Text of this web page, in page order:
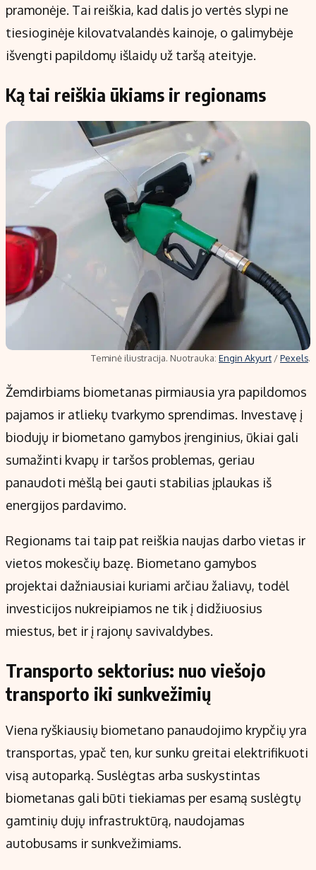
pramonėje. Tai reiškia, kad dalis jo vertės slypi ne
tiesioginėje kilovatvalandės kainoje, o galimybėje
išvengti papildomų išlaidų už taršą ateityje.
Ką tai reiškia ūkiams ir regionams
Teminė iliustracija. Nuotrauka: Engin Akyurt /Pexels.
Žemdirbiams biometanas pirmiausia yra papildomos
pajamos ir atliekų tvarkymo sprendimas. Investavę į
biodujų ir biometano gamybos įrenginius, ūkiai gali
sumažinti kvapų ir taršos problemas, geriau
panaudoti mėšlą bei gauti stabilias įplaukas iš
energijos pardavimo.
Regionams tai taip pat reiškia naujas darbo vietas ir
vietos mokesčių bazę. Biometano gamybos
projektai dažniausiai kuriami arčiau žaliavų, todėl
investicijos nukreipiamos ne tik į didžiuosius
miestus, bet ir į rajonų savivaldybes.
Transporto sektorius: nuo viešojo
transporto iki sunkvežimių
Viena ryškiausių biometano panaudojimo krypčių yra
transportas, ypač ten, kur sunku greitai elektrifikuoti
visą autoparką. Suslėgtas arba suskystintas
biometanas gali būti tiekiamas per esamą suslėgtų
gamtinių dujų infrastruktūrą, naudojamas
autobusams ir sunkvežimiams.